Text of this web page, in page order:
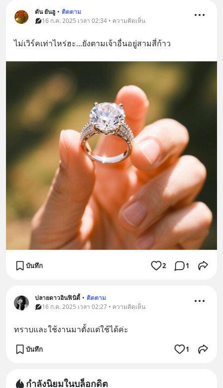
ตัน ยันฮู • ติดตาม
16 ก.ค. 2025 เวลา 02:34 • ความคิดเห็น
ไม่เวิร์คเท่าไหร่ฮะ...ยังตามเจ้าอื่นอยู่สามสี่ก้าว
บันทึก 2 1
ปลายดาวอินฟินิตี้ • ติดตาม
16 ก.ค. 2025 เวลา 02:27 • ความคิดเห็น
ทราบและใช้งานมาตั้งแต่ใช้ได้ค่ะ
บันทึก 1
กำลังนิยมในบล็อกดิต